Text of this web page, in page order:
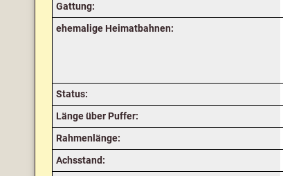
Gattung:
ehemalige Heimatbahnen:
Status:
Länge über Puffer:
Rahmenlänge:
Achsstand: